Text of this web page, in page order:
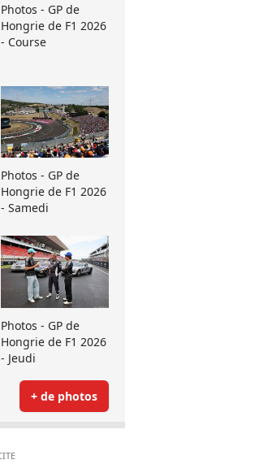
Photos - GP de
Hongrie de F1 2026
- Course
Photos - GP de
Hongrie de F1 2026
- Samedi
Photos - GP de
Hongrie de F1 2026
- Jeudi
+ de photos